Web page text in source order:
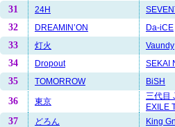
31 24H
32 DREAMIN’ON Da-iCE
33 灯火 Vaundy
34 Dropout SEKAI
35 TOMORROW BiSH
36 東京
三代目
EXILE
37 どろん King